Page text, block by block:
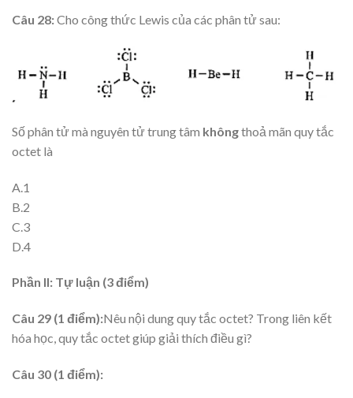
Câu 28:Cho công thức Lewis của các phân tử sau:
Số phân tử mà nguyên tử trung tâm khôngthoả mãn quy tắc
octet là
A.1
B.2
C.3
D.4
Phần II: Tự luận (3 điểm)
Câu 29 (1 điểm):Nêu nội dung quy tắc octet? Trong liên kết
hóa học, quy tắc octet giúp giải thích điều gì?
Câu 30 (1 điểm):